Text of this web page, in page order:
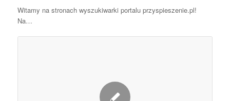
Witamy na stronach wyszukiwarki portalu przyspieszenie.pl!
Na…